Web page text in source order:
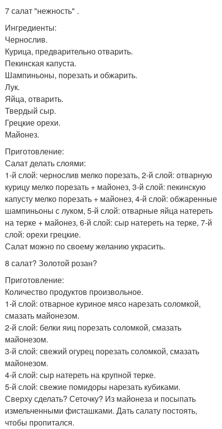
7 салат "нежность" .
Ингредиенты:
Чернослив.
Курица, предварительно отварить.
Пекинская капуста.
Шампиньоны, порезать и обжарить.
Лук.
Яйца, отварить.
Твердый сыр.
Грецкие орехи.
Майонез.
Приготовление:
Салат делать слоями:
1-й слой: чернослив мелко порезать, 2-й слой: отварную
курицу мелко порезать + майонез, 3-й слой: пекинскую
капусту мелко порезать + майонез, 4-й слой: обжаренные
шампиньоны с луком, 5-й слой: отварные яйца натереть
на терке + майонез, 6-й слой: сыр натереть на терке, 7-й
слой: орехи грецкие.
Салат можно по своему желанию украсить.
8 салат? Золотой розан?
Приготовление:
Количество продуктов произвольное.
1-й слой: отварное куриное мясо нарезать соломкой,
смазать майонезом.
2-й слой: белки яиц порезать соломкой, смазать
майонезом.
3-й слой: свежий огурец порезать соломкой, смазать
майонезом.
4-й слой: сыр натереть на крупной терке.
5-й слой: свежие помидоры нарезать кубиками.
Сверху сделать? Сеточку? Из майонеза и посыпать
измельченными фисташками. Дать салату постоять,
чтобы пропитался.